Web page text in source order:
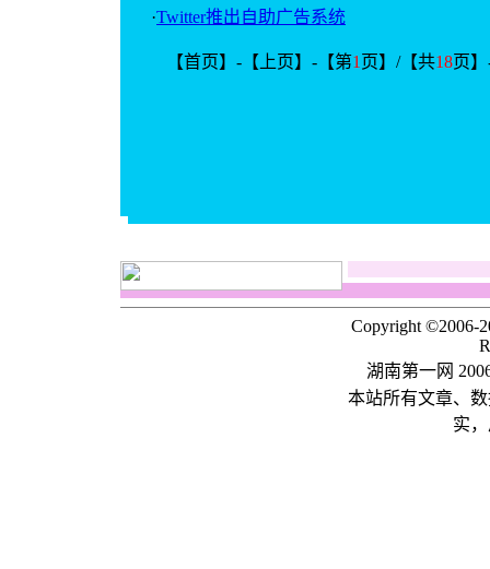
·Twitter推出自助广告系统
【首页】-【上页】-【第1 页】/【共18页
Copyright ©2006-
湖南第一网
本站所有文章、
实